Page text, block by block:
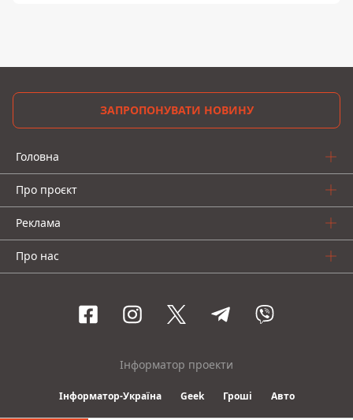
ЗАПРОПОНУВАТИ НОВИНУ
Головна
Про проєкт
Реклама
Про нас
Інформатор проекти
Інформатор-Україна Geek Гроші Авто